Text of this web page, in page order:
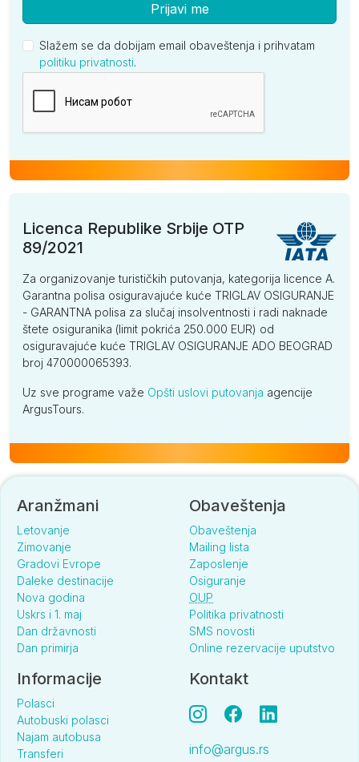
Prijavi me
Slažem se da dobijam email obaveštenja i prihvatam
politiku privatnosti.
Licenca Republike Srbije OTP
89/2021
Za organizovanje turističkih putovanja, kategorija licence A.
Garantna polisa osiguravajuće kuće TRIGLAV OSIGURANJE
- GARANTNA polisa za slučaj insolventnosti i radi naknade
štete osiguranika (limit pokrića 250.000 EUR) od
osiguravajuće kuće TRIGLAV OSIGURANJE ADO BEOGRAD
broj 470000065393.
Uz sve programe važe Opšti uslovi putovanja agencije
ArgusTours.
Aranžmani
Letovanje
Zimovanje
Gradovi Evrope
Daleke destinacije
Nova godina
Uskrs i 1. maj
Dan državnosti
Dan primirja
Obaveštenja
Obaveštenja
Mailing lista
Zaposlenje
Osiguranje
OUP
Politika privatnosti
SMS novosti
Online rezervacije uputstvo
Informacije
Polasci
Autobuski polasci
Najam autobusa
Transferi
Kontakt
info@argus.rs